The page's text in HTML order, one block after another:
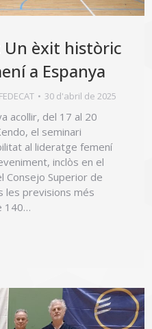
Un èxit històric
a Espanya
FEDECAT 30 d'abril de 2025
acollir, del 17 al 20
el seminari
al lideratge femení
inclòs en el
Consejo Superior de
les previsions més
140…